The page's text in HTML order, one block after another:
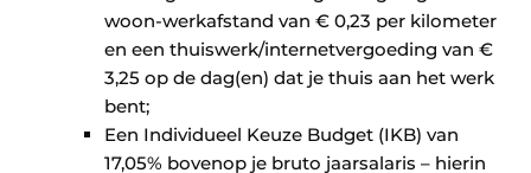
woon-werkafstand van € 0,23 per kilometer
en een thuiswerk/internetvergoeding van €
3,25 op de dag(en) dat je thuis aan het werk
bent;
Een Individueel Keuze Budget (IKB) van
17,05% bovenop je bruto jaarsalaris – hierin